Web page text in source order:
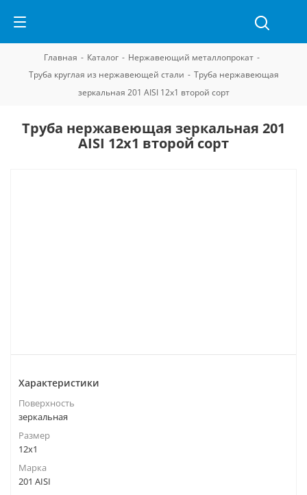
Главная - Каталог - Нержавеющий металлопрокат -
Труба круглая из нержавеющей стали - Труба нержавеющая
зеркальная 201 AISI 12х1 второй сорт
Труба нержавеющая зеркальная 201
AISI 12х1 второй сорт
Характеристики
Поверхность
зеркальная
Размер
12х1
Марка
201 AISI